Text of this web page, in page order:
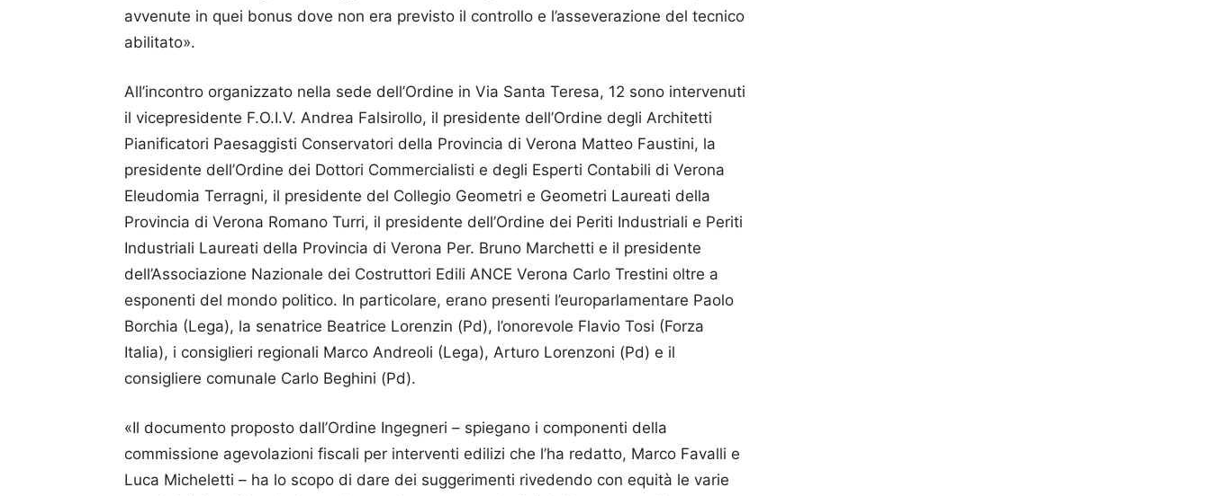
avvenute in quei bonus dove non era previsto il controllo e l’asseverazione del tecnico
abilitato».
All’incontro organizzato nella sede dell’Ordine in Via Santa Teresa, 12 sono intervenuti
il vicepresidente F.O.I.V. Andrea Falsirollo, il presidente dell’Ordine degli Architetti
Pianificatori Paesaggisti Conservatori della Provincia di Verona Matteo Faustini, la
presidente dell’Ordine dei Dottori Commercialisti e degli Esperti Contabili di Verona
Eleudomia Terragni, il presidente del Collegio Geometri e Geometri Laureati della
Provincia di Verona Romano Turri, il presidente dell’Ordine dei Periti Industriali e Periti
Industriali Laureati della Provincia di Verona Per. Bruno Marchetti e il presidente
dell’Associazione Nazionale dei Costruttori Edili ANCE Verona Carlo Trestini oltre a
esponenti del mondo politico. In particolare, erano presenti l’europarlamentare Paolo
Borchia (Lega), la senatrice Beatrice Lorenzin (Pd), l’onorevole Flavio Tosi (Forza
Italia), i consiglieri regionali Marco Andreoli (Lega), Arturo Lorenzoni (Pd) e il
consigliere comunale Carlo Beghini (Pd).
«Il documento proposto dall’Ordine Ingegneri – spiegano i componenti della
commissione agevolazioni fiscali per interventi edilizi che l’ha redatto, Marco Favalli e
Luca Micheletti – ha lo scopo di dare dei suggerimenti rivedendo con equità le varie